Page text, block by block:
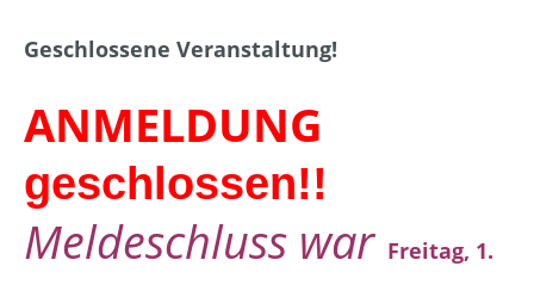
Geschlossene Veranstaltung!
ANMELDUNG
geschlossen!!
Meldeschluss war Freitag, 1.